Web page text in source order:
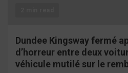
Dundee Kingsway fermé
d’horreur entre deux
véhicule mutilé sur le